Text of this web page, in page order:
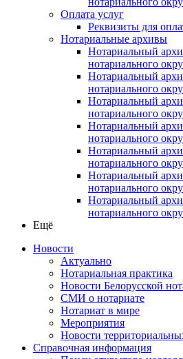
Оплата услуг
Реквизиты для
Нотариальные архивы
Нотариальный
нотариального
Нотариальный
нотариального
Нотариальный
нотариального
Нотариальный
нотариального
Нотариальный
нотариального
Нотариальный
нотариального
Нотариальный
нотариального
Ещё
Новости
Актуально
Нотариальная практика
Новости Белорусской
СМИ о нотариате
Нотариат в мире
Мероприятия
Новости
Справочная информация